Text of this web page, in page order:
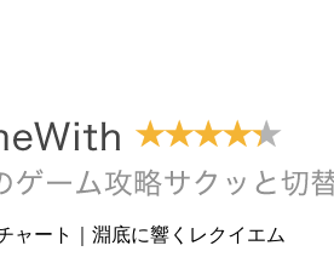
ャート｜淵底に響くレクイエム